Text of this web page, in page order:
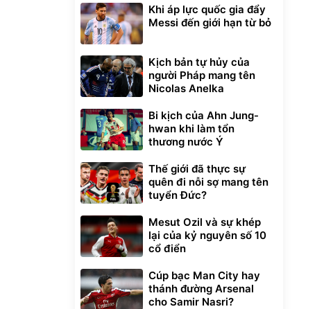
Khi áp lực quốc gia đẩy
Messi đến giới hạn từ bỏ
Kịch bản tự hủy của
người Pháp mang tên
Nicolas Anelka
Bi kịch của Ahn Jung-
hwan khi làm tổn
thương nước Ý
Thế giới đã thực sự
quên đi nỗi sợ mang tên
tuyển Đức?
Mesut Ozil và sự khép
lại của kỷ nguyên số 10
cổ điển
Cúp bạc Man City hay
thánh đường Arsenal
cho Samir Nasri?